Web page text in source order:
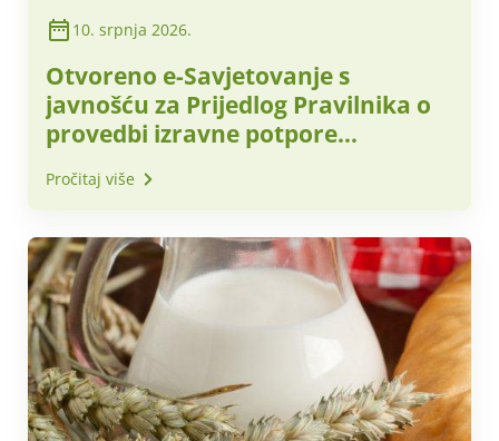
10. srpnja 2026.
Otvoreno e-Savjetovanje s
javnošću za Prijedlog Pravilnika o
provedbi izravne potpore
razvoja za 2027. godinu
Pročitaj više